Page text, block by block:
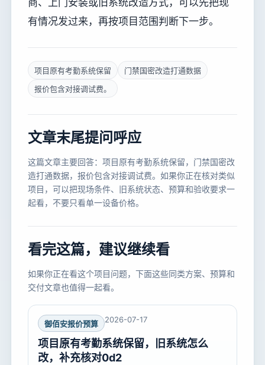
商、上门安装或旧系统改造方式，可以先把现
有情况发过来，再按项目范围判断下一步。
项目原有考勤系统保留
门禁国密改造打通数据
报价包含对接调试费。
文章末尾提问呼应
这篇文章主要回答：项目原有考勤系统保留，门禁国密改
造打通数据，报价包含对接调试费。如果你正在核对类似
项目，可以把现场条件、旧系统状态、预算和验收要求一
起看，不要只看单一设备价格。
看完这篇，建议继续看
如果你正在看这个项目问题，下面这些同类方案、预算和
交付文章也值得一起看。
御佰安报价预算 2026-07-17
项目原有考勤系统保留，旧系统怎么
改，补充核对0d2